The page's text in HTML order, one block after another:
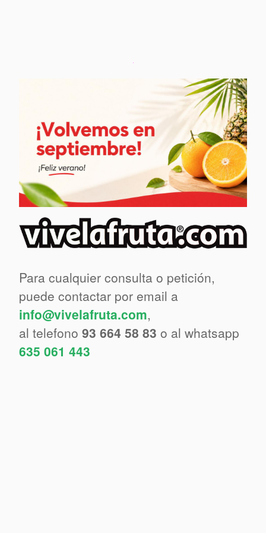
Para cualquier consulta o petición,
puede contactar por email a
info@vivelafruta.com,
al telefono 93 664 58 83 o al whatsapp
635 061 443